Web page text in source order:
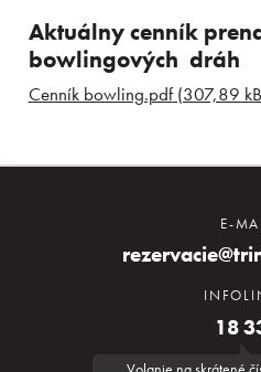
Aktuálny cenník
bowlingových dráh
Cenník bowling.pdf(307,89
E-
18